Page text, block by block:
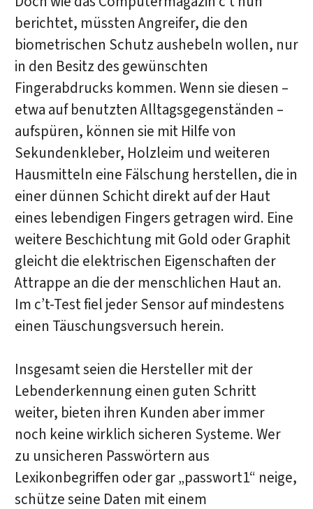
berichtet, müssten Angreifer, die den
biometrischen Schutz aushebeln wollen, nur
in den Besitz des gewünschten
Fingerabdrucks kommen. Wenn sie diesen –
etwa auf benutzten Alltagsgegenständen –
aufspüren, können sie mit Hilfe von
Sekundenkleber, Holzleim und weiteren
Hausmitteln eine Fälschung herstellen, die in
einer dünnen Schicht direkt auf der Haut
eines lebendigen Fingers getragen wird. Eine
weitere Beschichtung mit Gold oder Graphit
gleicht die elektrischen Eigenschaften der
Attrappe an die der menschlichen Haut an.
Im c’t-Test fiel jeder Sensor auf mindestens
einen Täuschungsversuch herein.
Insgesamt seien die Hersteller mit der
Lebenderkennung einen guten Schritt
weiter, bieten ihren Kunden aber immer
noch keine wirklich sicheren Systeme. Wer
zu unsicheren Passwörtern aus
Lexikonbegriffen oder gar „passwort1“ neige,
schütze seine Daten mit einem